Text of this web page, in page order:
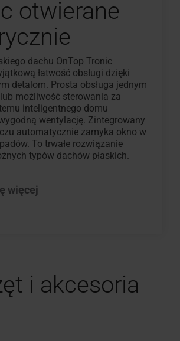
otwierane
dachu OnTop Tronic
łatwość obsługi dzięki
detalom. Prosta obsługa jednym
możliwość sterowania za
inteligentnego domu
wentylację. Zintegrowany
automatycznie zamyka okno w
To trwałe rozwiązanie
typów dachów płaskich.
więcej
i akcesoria